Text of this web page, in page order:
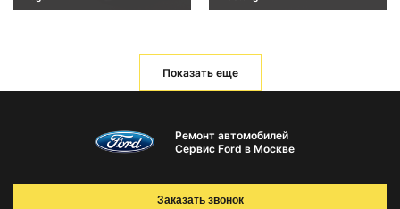
Показать еще
Ремонт автомобилей
Сервис Ford в Москве
Заказать звонок